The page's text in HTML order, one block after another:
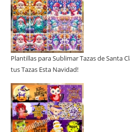
Plantillas para Sublimar Tazas de Santa
tus Tazas Esta Navidad!